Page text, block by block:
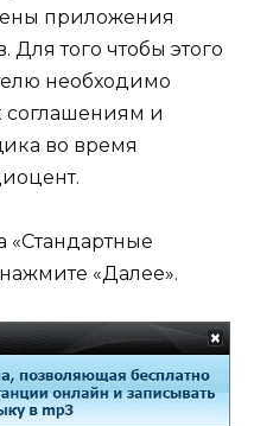
приложения
Для того чтобы этого
необходимо
соглашениям и
во время
«Стандартные
«Далее».